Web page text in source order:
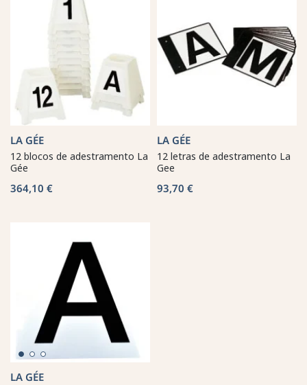
LA GÉE
12 blocos de adestramento La
Gée
364,10 €
LA GÉE
12 letras de adestramento La
Gee
93,70 €
LA GÉE